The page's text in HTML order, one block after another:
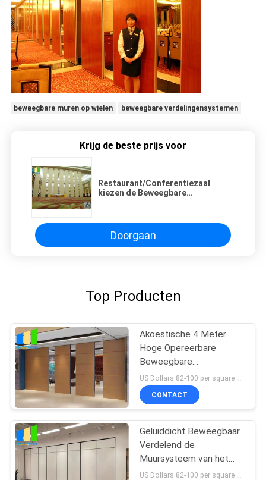
beweegbare muren op wielen beweegbare verdelingensystemen
Krijg de beste prijs voor
Restaurant/Conferentiezaal
kiezen de Beweegbare
Doorgaan
Top Producten
Akoestische 4 Meter
Hoge Opereerbare
Beweegbare
Verdelingsmuur voor
Kerk
US Dollars 82-100 per square meter MOQ:Geen MOQ, klein hoeveelheidsonthaal
CONTACT
Geluiddicht Beweegbaar
Verdelend de
Muursysteem van het
Schoolklaslokaal voor